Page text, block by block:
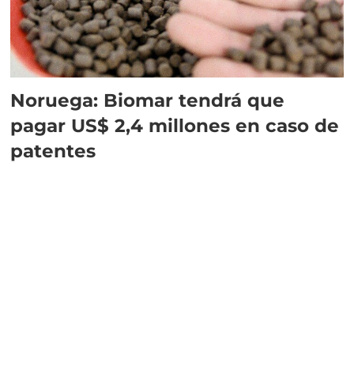
Noruega: Biomar tendrá que
pagar US$ 2,4 millones en caso de
patentes